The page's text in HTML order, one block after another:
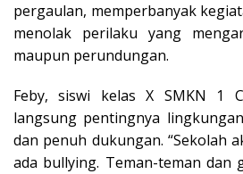
pergaulan, memperbanyak
menolak perilaku yang
maupun perundungan.
Feby, siswi kelas X SMKN 1
langsung pentingnya
dan penuh dukungan. “Sekolah
ada bullying. Teman-teman dan